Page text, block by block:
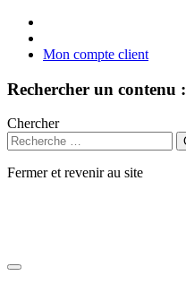
Mon compte client
Rechercher un contenu :
Chercher
Fermer et revenir au site